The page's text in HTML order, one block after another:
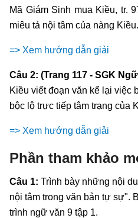
Mã Giám Sinh mua Kiều, tr.
miêu tả nội tâm của nàng Kiều.
=> Xem hướng dẫn giải
Câu 2: (Trang 117 - SGK
Kiều viết đoạn văn kể lại việc
bộc lộ trực tiếp tâm trạng của
=> Xem hướng dẫn giải
Phần tham khảo
Câu 1: Trình bày những nội
nội tâm trong văn bản tự sự".
trình ngữ văn 9 tập 1.